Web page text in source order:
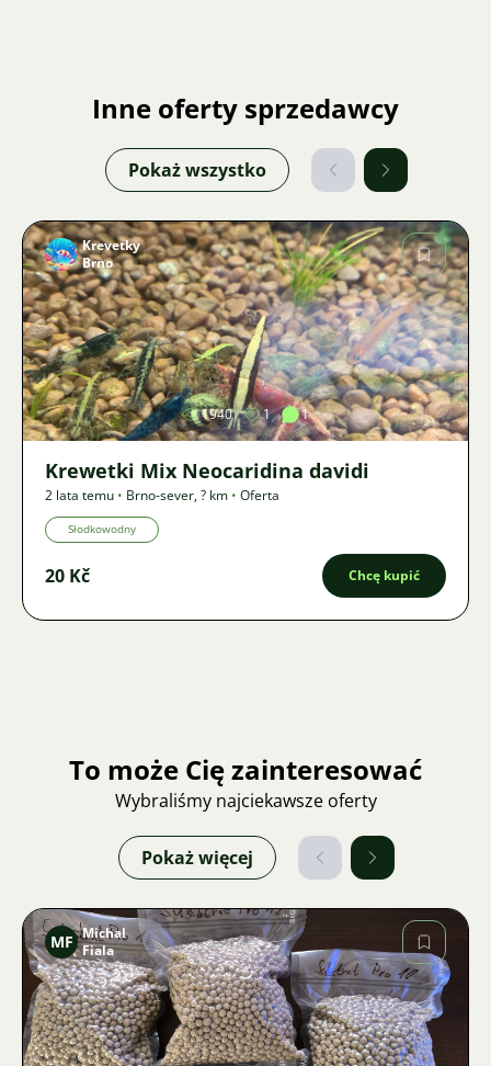
Inne oferty sprzedawcy
Pokaż wszystko
Zdjęcie
Krevetky
Brno
1940 1 1
Krewetki Mix Neocaridina davidi
2 lata temu • Brno-sever,? km • Oferta
Słodkowodny
20 Kč Chcę kupić
To może Cię zainteresować
Wybraliśmy najciekawsze oferty
Pokaż więcej
Zdjęcie
MF Michal
Fiala